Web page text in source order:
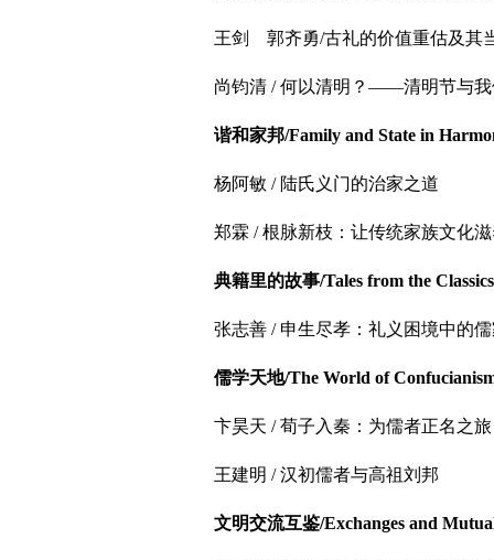
王剑 郭齐勇/古礼的价值重估及
尚钧清 / 何以清明？——清明节与我
谐和家邦/Family and State in
杨阿敏 / 陆氏义门的治家之道
郑霖 / 根脉新枝：让传统家族文化
典籍里的故事/Tales from the Classics
张志善 / 申生尽孝：礼义困境中的
儒学天地/The World of
卞昊天 / 荀子入秦：为儒者正名之旅
王建明 / 汉初儒者与高祖刘邦
文明交流互鉴/Exchanges and